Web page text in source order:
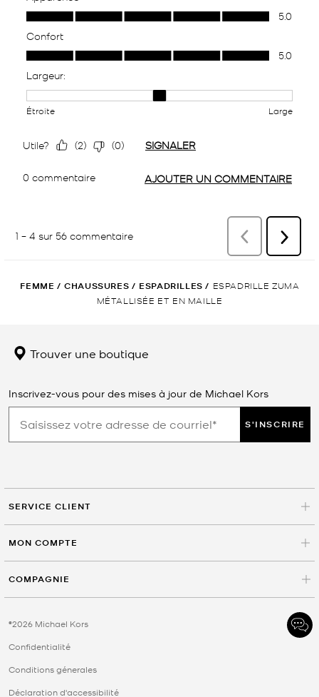
FEMME / CHAUSSURES / ESPADRILLES / ESPADRILLE ZUMA
MÉTALLISÉE ET EN MAILLE
Trouver une boutique
Inscrivez-vous pour des mises à jour de Michael Kors
S'INSCRIRE
SERVICE CLIENT
MON COMPTE
COMPAGNIE
©2026 Michael Kors
Confidentialité
Conditions génerales
Déclaration d'accessibilité